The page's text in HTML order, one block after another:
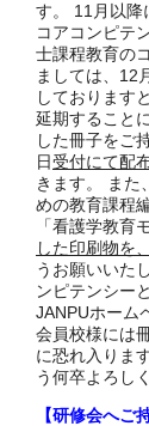
す。 11月以降
コアコンピテ
士課程教育の
ましては、12
しております
延期すること
した冊子をご
日受付にて配
きます。 また
めの教育課程
「看護学教育
した印刷物を
うお願いいた
ンピテンシー
JANPUホーム
会員校様には
に恐れ入りま
う何卒よろし
【研修会へご